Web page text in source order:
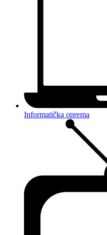
Informatička oprema